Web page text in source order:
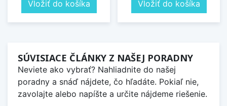
Vložiť do košíka Vložiť do košíka
SÚVISIACE ČLÁNKY Z NAŠEJ PORADNY
Neviete ako vybrať? Nahliadnite do našej
poradny a snáď nájdete, čo hľadáte. Pokiaľ nie,
zavolajte alebo napíšte a určite nájdeme riešenie.